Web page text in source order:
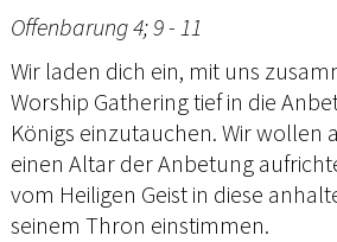
Offenbarung 4; 9 - 11
Wir laden dich ein, mit uns
Worship Gathering tief in die
Königs einzutauchen. Wir wollen
einen Altar der Anbetung
vom Heiligen Geist in diese
seinem Thron einstimmen.